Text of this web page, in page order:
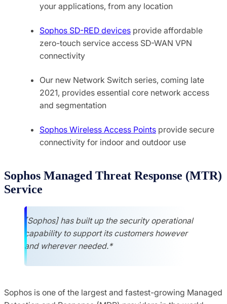
your applications, from any location
Sophos SD-RED devices provide affordable
zero-touch service access SD-WAN VPN
connectivity
Our new Network Switch series, coming late
2021, provides essential core network access
and segmentation
Sophos Wireless Access Points provide secure
connectivity for indoor and outdoor use
Sophos Managed Threat Response (MTR)
Service
[Sophos] has built up the security operational
capability to support its customers however
and wherever needed.*
Sophos is one of the largest and fastest-growing Managed